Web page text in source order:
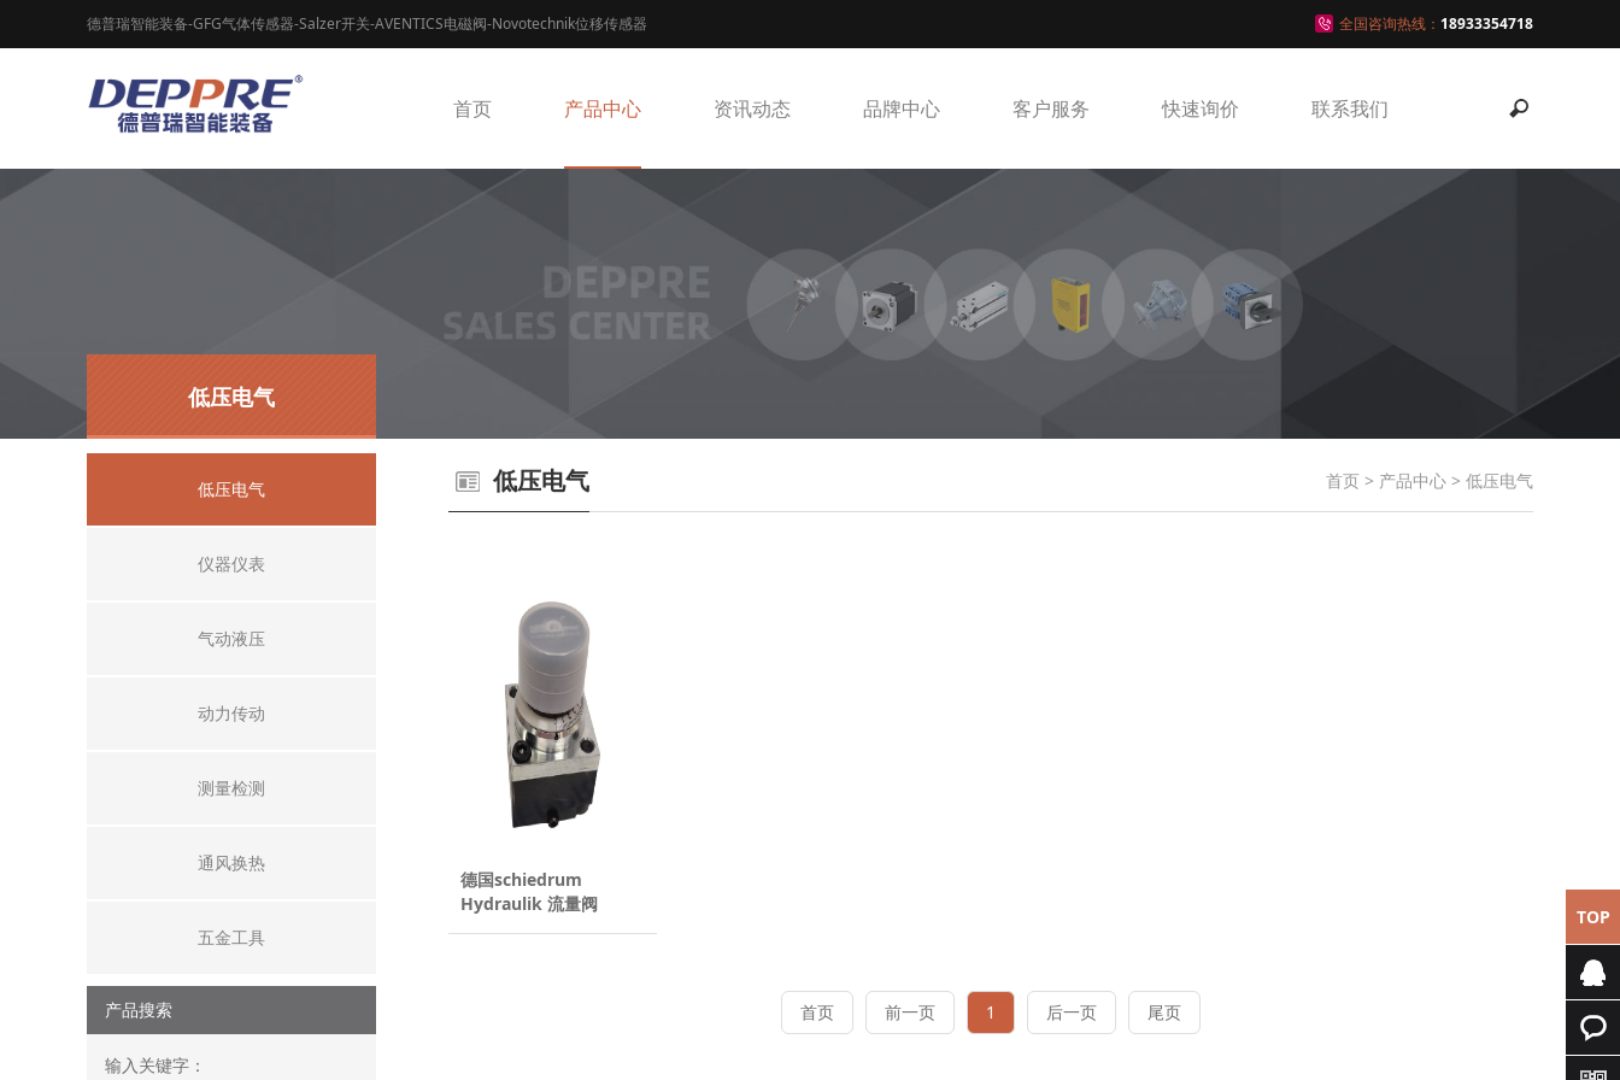
德普瑞智能装备-GFG气体传感器-Salzer开关-AVENTICS电磁阀-Novotechnik位移传感器 全国咨询热线： 18933354718
首页 产品中心 资讯动态 品牌中心 客户服务 快速询价 联系我们
低压电气
低压电气
仪器仪表
气动液压
动力传动
测量检测
通风换热
五金工具
产品搜索
输入关键字：
低压电气 首页 > 产品中心 > 低压电气
德国schiedrum
Hydraulik 流量阀
20DR-4-4H
首页 前一页 1 后一页 尾页
TOP
专属客
服